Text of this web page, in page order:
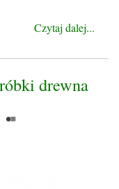
Czytaj dalej...
drewna